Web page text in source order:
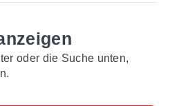
oder die Suche unten,